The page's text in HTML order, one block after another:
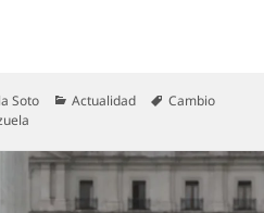
impulsa la explotación
Soto Categorías
Actualidad Etiquetas
Cambio